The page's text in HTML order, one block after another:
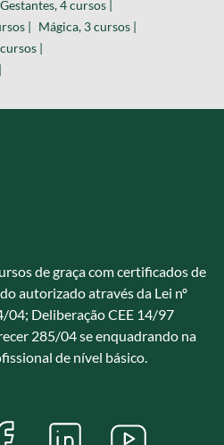
Gestantes, 4 cursos |
| Mágica, 3 cursos |
|
de graça com certificados de
autorizado através da Lei nº
04; Deliberação CEE 14/97
285/04 se enquadrando na
de nível básico.